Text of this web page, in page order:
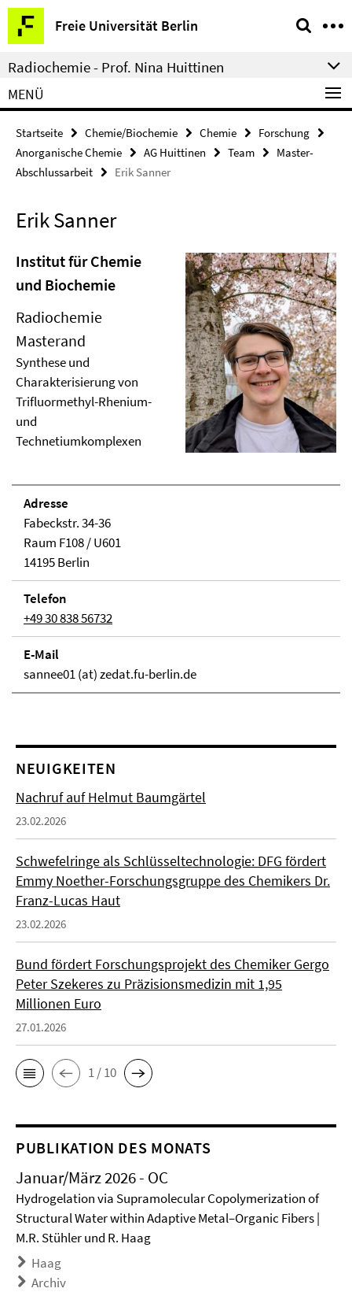
Springe
direkt
zu
Inhalt
Freie Universität Berlin
Service-
Navigation
Radiochemie - Prof. Nina Huittinen
MENÜ
Startseite Chemie/Biochemie Chemie
Forschung
Anorganische Chemie
AG Huittinen Team
Master-
Abschlussarbeit
Erik Sanner
Erik Sanner
Institut für Chemie
und Biochemie
Radiochemie
Masterand
Synthese und
Charakterisierung von
Trifluormethyl-Rhenium-
und
Technetiumkomplexen
Adresse
Fabeckstr. 34-36
Raum F108 / U601
14195 Berlin
Telefon
+49 30 838 56732
E-Mail
sannee01 (at) zedat.fu-berlin.de
NEUIGKEITEN
Nachruf auf Helmut Baumgärtel
23.02.2026
Schwefelringe als Schlüsseltechnologie: DFG fördert
Emmy Noether-Forschungsgruppe des Chemikers Dr.
Franz-Lucas Haut
23.02.2026
Bund fördert Forschungsprojekt des Chemiker Gergo
Peter Szekeres zu Präzisionsmedizin mit 1,95
Millionen Euro
27.01.2026
1 / 10
PUBLIKATION DES MONATS
Januar/März 2026 - OC
Hydrogelation via Supramolecular Copolymerization of
Structural Water within Adaptive Metal–Organic Fibers |
M.R. Stühler und R. Haag
Haag
Archiv